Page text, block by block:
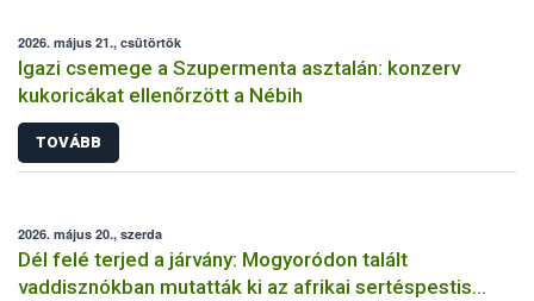
2026. május 21., csütörtök
Igazi csemege a Szupermenta asztalán: konzerv
kukoricákat ellenőrzött a Nébih
TOVÁBB
2026. május 20., szerda
Dél felé terjed a járvány: Mogyoródon talált
vaddisznókban mutatták ki az afrikai sertéspestis